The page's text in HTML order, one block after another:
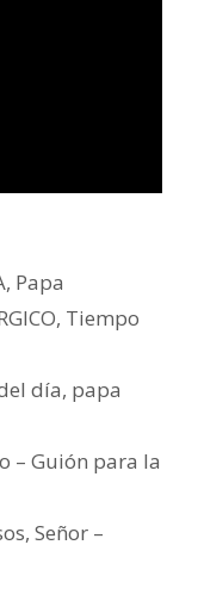
, Papa
, Tiempo
día, papa
– Guión para la
Señor –